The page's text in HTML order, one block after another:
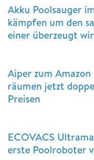
Akku Poolsauger
kämpfen um den
einer überzeugt
Aiper zum
räumen jetzt
Preisen
ECOVACS
erste Poolroboter